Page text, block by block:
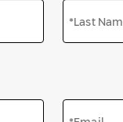
*Last